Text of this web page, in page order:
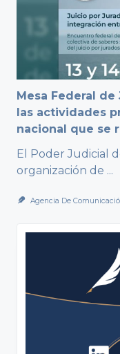
Mesa Federal
las actividades
nacional que se
El Poder Judicial
organización de ...
Agencia De